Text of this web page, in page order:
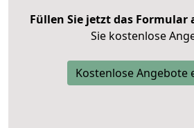
Füllen Sie jetzt das Formular
Sie kostenlose
Kostenlose Angebote